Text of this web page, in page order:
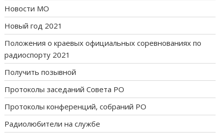
Новости МО
Новый год 2021
Положения о краевых официальных соревнованиях по
радиоспорту 2021
Получить позывной
Протоколы заседаний Совета РО
Протоколы конференций, собраний РО
Радиолюбители на службе